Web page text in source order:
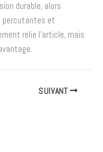
durable, alors
percutantes et
relie l’article, mais
SUIVANT